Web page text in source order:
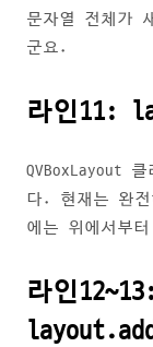
문자열 전체가
군요.
라인11:
QVBoxLayout
다. 현재는 완
에는 위에서부
라인12~13: